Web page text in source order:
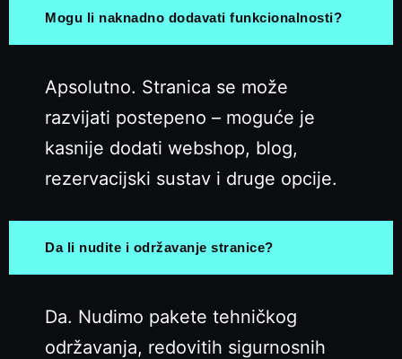
Mogu li naknadno dodavati funkcionalnosti?
Apsolutno. Stranica se može
razvijati postepeno – moguće je
kasnije dodati webshop, blog,
rezervacijski sustav i druge opcije.
Da li nudite i održavanje stranice?
Da. Nudimo pakete tehničkog
održavanja, redovitih sigurnosnih